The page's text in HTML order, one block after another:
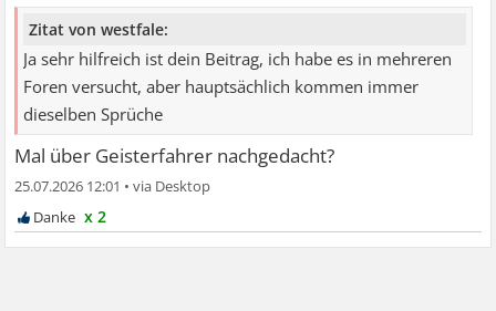
Zitat von westfale:
Ja sehr hilfreich ist dein Beitrag, ich habe es in mehreren
Foren versucht, aber hauptsächlich kommen immer
dieselben Sprüche
Mal über Geisterfahrer nachgedacht?
25.07.2026 12:01 •
x 2